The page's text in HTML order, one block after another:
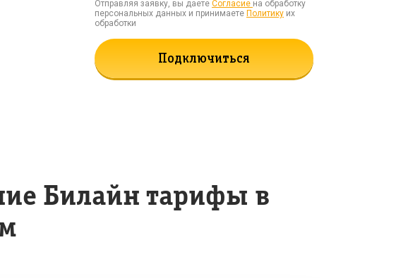
Отправляя заявку, вы даете Согласие на обработку
персональных данных и принимаете Политику их
обработки
Подключиться
Билайн тарифы в